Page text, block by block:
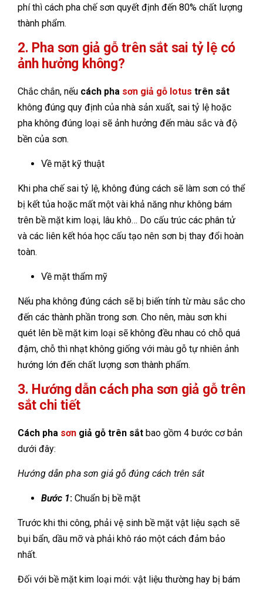
phí thì cách pha chế sơn quyết định đến 80% chất lượng
thành phẩm.
2. Pha sơn giả gỗ trên sắt sai tỷ lệ có
ảnh hưởng không?
Chắc chắn, nếu cách pha sơn giả gỗ lotus trên sắt
không đúng quy định của nhà sản xuất, sai tỷ lệ hoặc
pha không đúng loại sẽ ảnh hưởng đến màu sắc và độ
bền của sơn.
Về mặt kỹ thuật
Khi pha chế sai tỷ lệ, không đúng cách sẽ làm sơn có thể
bị kết tủa hoặc mất một vài khả năng như không bám
trên bề mặt kim loại, lâu khô… Do cấu trúc các phân tử
và các liên kết hóa học cấu tạo nên sơn bị thay đổi hoàn
toàn.
Về mặt thẩm mỹ
Nếu pha không đúng cách sẽ bị biến tính từ màu sắc cho
đến các thành phần trong sơn. Cho nên, màu sơn khi
quét lên bề mặt kim loại sẽ không đều nhau có chỗ quá
đậm, chỗ thì nhạt không giống với màu gỗ tự nhiên ảnh
hướng lớn đến chất lượng sơn thành phẩm.
3. Hướng dẫn cách pha sơn giả gỗ trên
sắt chi tiết
Cách pha sơn giả gỗ trên sắt bao gồm 4 bước cơ bản
dưới đây:
Hướng dẫn pha sơn giả gỗ đúng cách trên sắt
Bước 1: Chuẩn bị bề mặt
Trước khi thi công, phải vệ sinh bề mặt vật liệu sạch sẽ
bụi bẩn, dầu mỡ và phải khô ráo một cách đảm bảo
nhất.
Đối với bề mặt kim loại mới: vật liệu thường hay bị bám